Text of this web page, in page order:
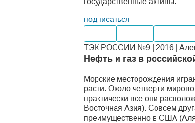
государственные активы.
подписаться
ТЭК РОССИИ №9 | 2016 |
Нефть и газ в
Морские месторождения
расти. Около четверти
практически все они
Восточная Азия). Совсем
преимущественно в США